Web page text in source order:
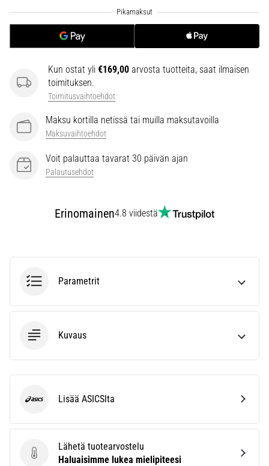
ennaltaehkäisy
iliotibiaalisen
jänteen
oireyhtymä
on
erittäin
vaiva
juoksijoiden
kaikki
artikkelit
Kun ostat yli €169,00 arvosta tuotteita, saat ilmaisen
toimituksen.
Toimitusvaihtoehdot
Maksu kortilla netissä tai muilla maksutavoilla
Maksuvaihtoehdot
Voit palauttaa tavarat 30 päivän ajan
Palautusehdot
Erinomainen4.8 viidestä
Parametrit
Kuvaus
Lähetä tuotearvostelu
Lähetä tuotearvostelu
Haluaisimme lukea mielipiteesi
ASICS Lisää ASICSlta